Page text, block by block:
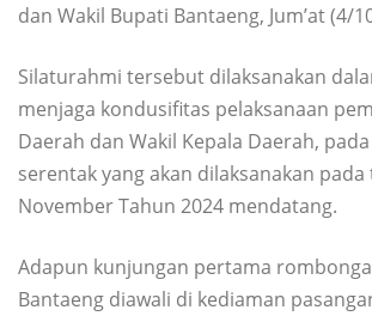
dan Wakil Bupati Bantaeng, Jum’at (4/
Silaturahmi tersebut dilaksanakan
menjaga kondusifitas pelaksanaan
Daerah dan Wakil Kepala Daerah,
serentak yang akan dilaksanakan pada
November Tahun 2024 mendatang.
Adapun kunjungan pertama
Bantaeng diawali di kediaman